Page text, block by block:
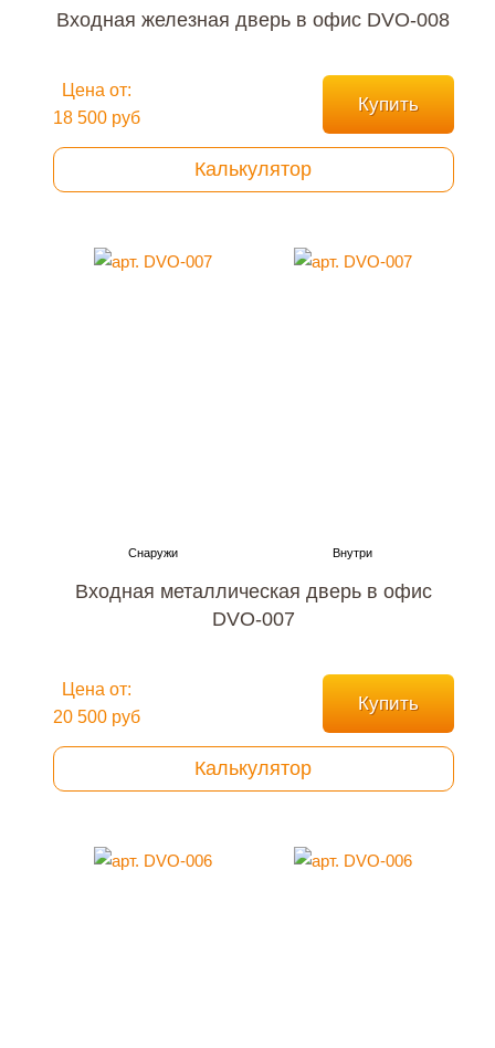
Входная железная дверь в офис DVO-008
Цена от:
18 500 руб
Купить
Калькулятор
Входная металлическая дверь в офис
DVO-007
Цена от:
20 500 руб
Купить
Калькулятор